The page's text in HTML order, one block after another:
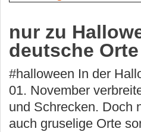
nur zu
deutsche
#halloween In der
01. November
und Schrecken. Doch
auch gruselige Orte